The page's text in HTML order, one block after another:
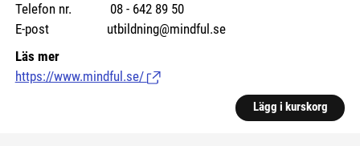
Telefon nr. 08 - 642 89 50
E-post utbildning@mindful.se
Läs mer
https://www.mindful.se/ (Länk till extern sida.)
Lägg i kurskorg